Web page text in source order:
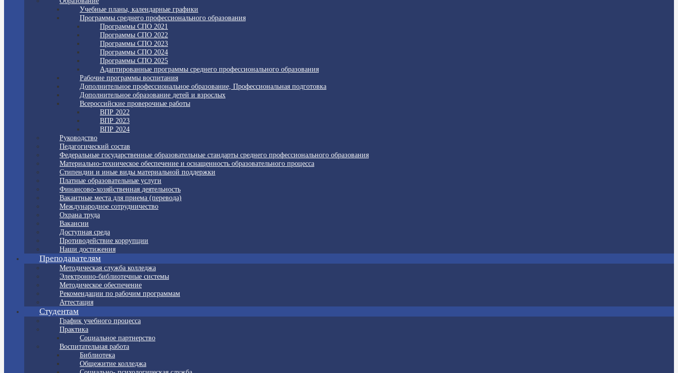
Учебные планы, календарные графики
Программы среднего профессионального образования
Программы СПО 2021
Программы СПО 2022
Программы СПО 2023
Программы СПО 2024
Программы СПО 2025
Адаптированные программы среднего профессионального образования
Рабочие программы воспитания
Дополнительное профессиональное образование, Профессиональная подготовка
Дополнительное образование детей и взрослых
Всероссийские проверочные работы
ВПР 2022
ВПР 2023
ВПР 2024
Руководство
Педагогический состав
Федеральные государственные образовательные стандарты среднего профессионального образования
Материально-техническое обеспечение и оснащенность образовательного процесса
Стипендии и иные виды материальной поддержки
Платные образовательные услуги
Финансово-хозяйственная деятельность
Вакантные места для приема (перевода)
Международное сотрудничество
Охрана труда
Вакансии
Доступная среда
Противодействие коррупции
Наши достижения
Преподавателям
Методическая служба колледжа
Электронно-библиотечные системы
Методическое обеспечение
Рекомендации по рабочим программам
Аттестация
Студентам
График учебного процесса
Практика
Социальное партнерство
Воспитательная работа
Библиотека
Общежитие колледжа